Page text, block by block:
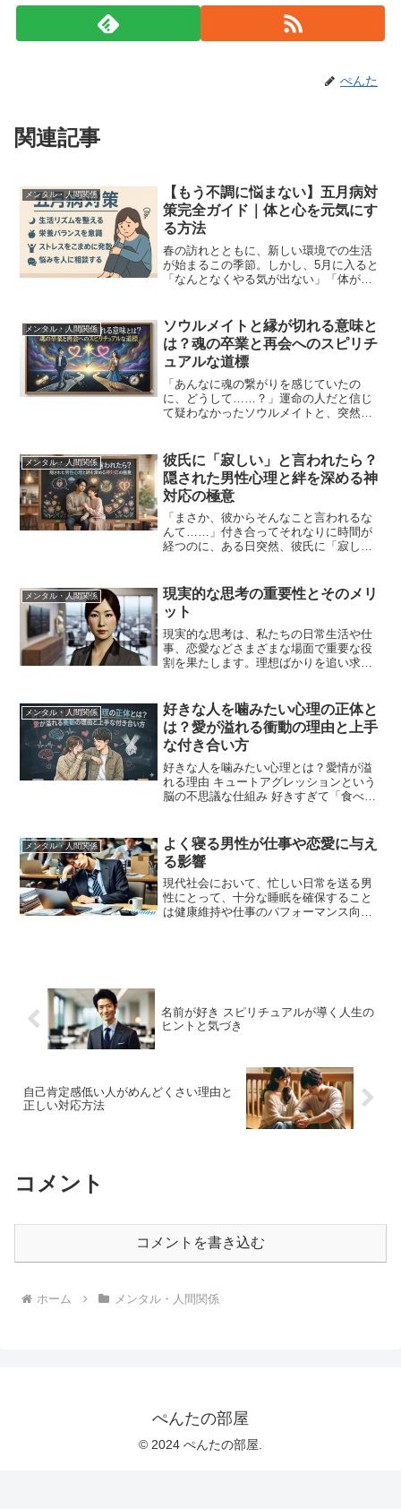
ぺんた
関連記事
メンタル・人間関係
【もう不調に悩まない】五月病対
策完全ガイド｜体と心を元気にす
る方法
春の訪れとともに、新しい環境での生活
が始まるこの季節。しかし、5月に入ると
「なんとなくやる気が出ない」「体が重
ん。誰にでも起こりうるこの不調は、ち
ょっとした工夫や意識の持ち...
メンタル・人間関係
ソウルメイトと縁が切れる意味と
は？魂の卒業と再会へのスピリチ
ュアルな道標
「あんなに魂の繋がりを感じていたの
に、どうして……？」運命の人だと信じ
て疑わなかったソウルメイトと、突然連
ような深い悲しみの中にいるかもしれま
せん。正直に言うと、私も2...
メンタル・人間関係
彼氏に「寂しい」と言われたら？
隠された男性心理と絆を深める神
対応の極意
「まさか、彼からそんなこと言われるな
んて……」付き合ってそれなりに時間が
経つのに、ある日突然、彼氏に「寂し
頭しすぎていた時期に、当時のパートナ
ーから同じ言葉をぶつけられ...
メンタル・人間関係
現実的な思考の重要性とそのメリ
ット
現実的な思考は、私たちの日常生活や仕
事、恋愛などさまざまな場面で重要な役
割を果たします。理想ばかりを追い求め
るための基盤が築かれます。本記事で
は、現実的な人の特徴や現実...
メンタル・人間関係
好きな人を噛みたい心理の正体と
は？愛が溢れる衝動の理由と上手
な付き合い方
好きな人を噛みたい心理とは？愛情が溢
れる理由 キュートアグレッションという
脳の不思議な仕組み 好きすぎて「食べち
噛みたくなってしまう……」そんな自分
に対して、ふと「私っ...
メンタル・人間関係
よく寝る男性が仕事や恋愛に与え
る影響
現代社会において、忙しい日常を送る男
性にとって、十分な睡眠を確保すること
は健康維持や仕事のパフォーマンス向
名前が好き スピリチュアルが導く人生の
ヒントと気づき
自己肯定感低い人がめんどくさい理由と
正しい対応方法
コメント
コメントを書き込む
ホーム メンタル・人間関係
ぺんたの部屋
© 2024 ぺんたの部屋.